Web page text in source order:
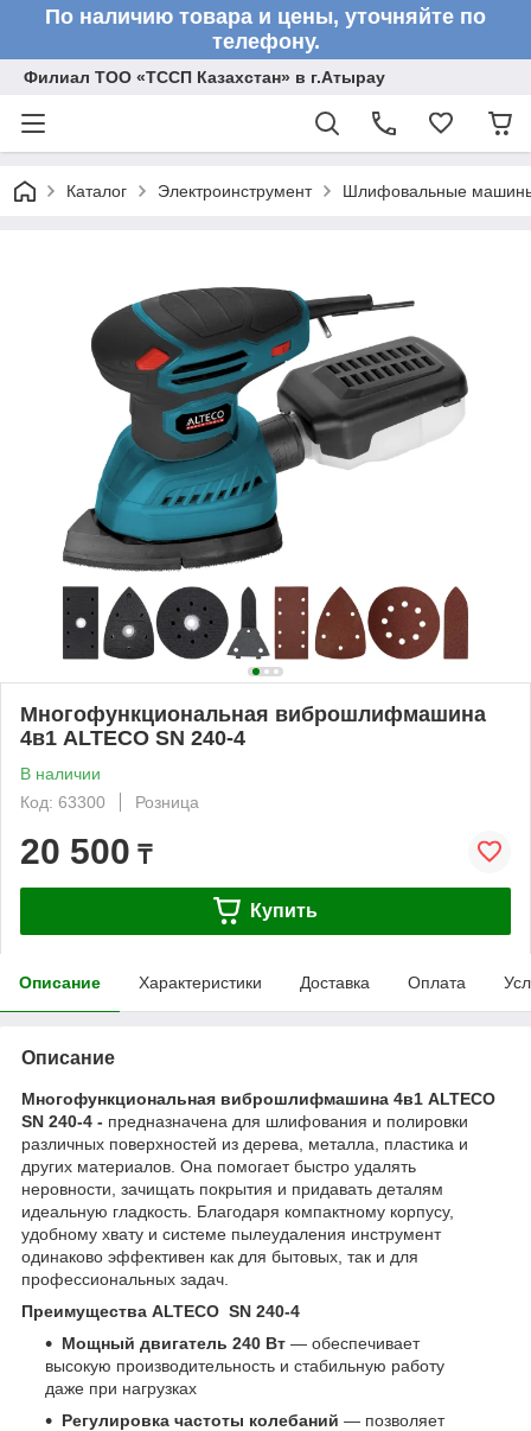
По наличию товара и цены, уточняйте по
телефону.
Филиал ТОО «ТССП Казахстан» в г.Атырау
Каталог Электроинструмент Шлифовальные
Многофункциональная виброшлифмашина
4в1 ALTECO SN 240-4
В наличии
Код: 63300
Розница
20 500 ₸
Купить
Описание Характеристики Доставка Оплата
Описание
Многофункциональная виброшлифмашина 4в1 ALTECO
SN 240-4 - предназначена для шлифования и полировки
различных поверхностей из дерева, металла, пластика и
других материалов. Она помогает быстро удалять
неровности, зачищать покрытия и придавать деталям
идеальную гладкость. Благодаря компактному корпусу,
удобному хвату и системе пылеудаления инструмент
одинаково эффективен как для бытовых, так и для
профессиональных задач.
Преимущества ALTECO SN 240-4
Мощный двигатель 240 Вт — обеспечивает
высокую производительность и стабильную работу
даже при нагрузках
Регулировка частоты колебаний — позволяет